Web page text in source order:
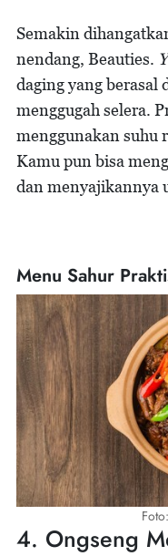
Semakin
nendang, Beauties.
daging yang berasal
menggugah selera.
menggunakan suhu
Kamu pun bisa
dan menyajikannya
Menu Sahur
4. Ongseng